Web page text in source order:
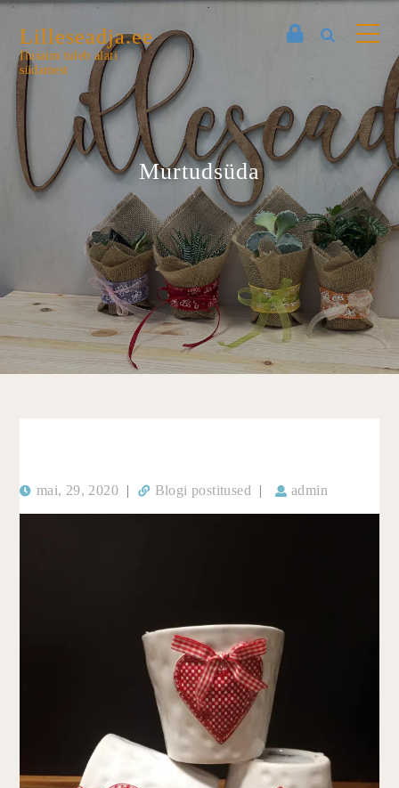
Lilleseadja.ee
Ilusaim tuleb alati
südamest
Murtudsüda
mai, 29, 2020 | Blogi postitused | admin